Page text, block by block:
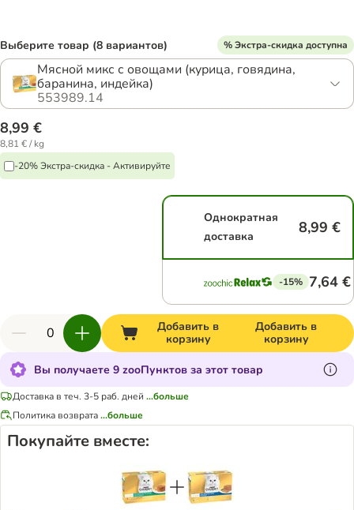
Выберите товар (8 вариантов) % Экстра-скидка доступна
Мясной микс с овощами (курица, говядина,
баранина, индейка)
553989.14
8,99 €
8,81 € / kg
-20% Экстра-скидка - Активируйте
Однократная
доставка
8,99 €
-15% 7,64 €
Добавить в
корзину
Добавить в
корзину
Вы получаете 9 zooПунктов за этот товар
Доставка в теч. 3-5 раб. дней ...больше
Политика возврата...больше
Покупайте вместе: